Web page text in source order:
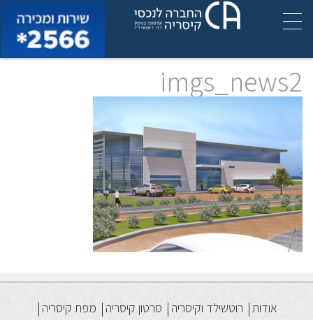
imgs_news2
אודות רוטשילד וקיסריה סרטון קיסריה
מפת קיסריה